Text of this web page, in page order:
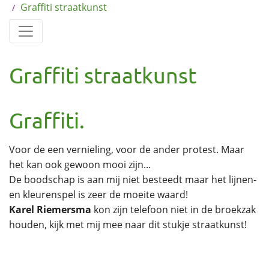
Graffiti straatkunst
Graffiti straatkunst
Graffiti.
Voor de een vernieling, voor de ander protest. Maar
het kan ook gewoon mooi zijn...
De boodschap is aan mij niet besteedt maar het lijnen-
en kleurenspel is zeer de moeite waard!
Karel Riemersma kon zijn telefoon niet in de broekzak
houden, kijk met mij mee naar dit stukje straatkunst!